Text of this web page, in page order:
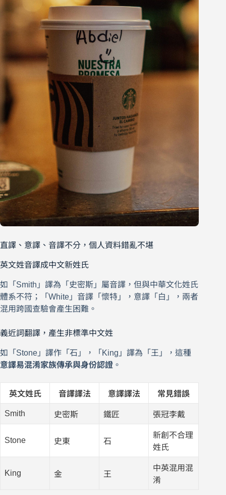
直譯、意譯、音譯不分，個人資料錯亂不堪
英文姓音譯成中文新姓氏
如「Smith」譯為「史密斯」屬音譯，但與中華文化姓氏
體系不符；「White」音譯「懷特」，意譯「白」，兩者
混用跨國查驗會產生困難。
義近詞翻譯，產生非標準中文姓
如「Stone」譯作「石」，「King」譯為「王」，這種
意譯易混淆家族傳承與身份認證 。
英文姓氏 音譯譯法 意譯譯法 常見錯誤
Smith 史密斯 鐵匠 張冠李戴
Stone 史東 石
新創不合理
姓氏
King 金 王
中英混用混
淆